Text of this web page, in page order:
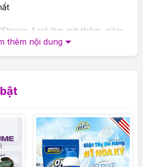
Stearic Acid làm mờ thâm, giảm
lớp tế bào chết trên da kết
Glycol/Caprylyl Glycol giúp
các loại da, sử dụng hàng ngày
sử dụng thay thế kem cho da
thêm nội dung